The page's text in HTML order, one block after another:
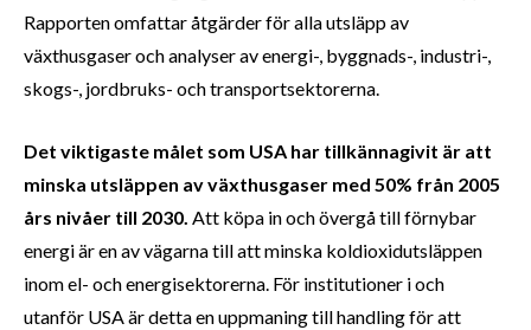
Rapporten omfattar åtgärder för alla utsläpp av
växthusgaser och analyser av energi-, byggnads-, industri-,
skogs-, jordbruks- och transportsektorerna.
Det viktigaste målet som USA har tillkännagivit är att
minska utsläppen av växthusgaser med 50% från 2005
års nivåer till 2030. Att köpa in och övergå till förnybar
energi är en av vägarna till att minska koldioxidutsläppen
inom el- och energisektorerna. För institutioner i och
utanför USA är detta en uppmaning till handling för att